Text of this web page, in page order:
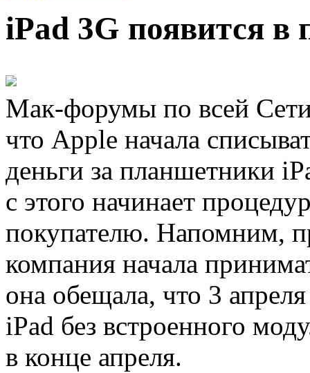
iPad 3G появится в
Мак-форумы по всей
что Apple начала
деньги за планшетники
с этого начинает
покупателю. Напомним,
компания начала
она обещала, что 3
iPad без встроенного
в конце апреля.